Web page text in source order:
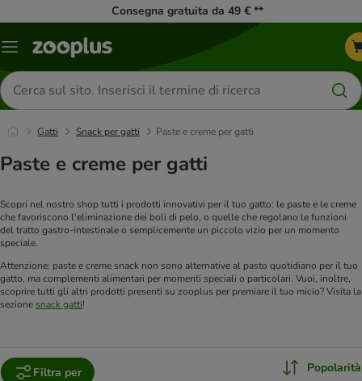
Consegna gratuita da 49 € **
Overview
Cerca
prodotti
Gatti Snack per gatti Paste e creme per gatti
Paste e creme per gatti
Scopri nel nostro shop tutti i prodotti innovativi per il tuo gatto: le paste e le creme
che favoriscono l'eliminazione dei boli di pelo, o quelle che regolano le funzioni
del tratto gastro-intestinale o semplicemente un piccolo vizio per un momento
speciale.
Attenzione: paste e creme snack non sono alternative al pasto quotidiano per il tuo
gatto, ma complementi alimentari per momenti speciali o particolari. Vuoi, inoltre,
scoprire tutti gli altri prodotti presenti su zooplus per premiare il tuo micio? Visita la
sezionesnack gatti!
Filtra per Popolarità